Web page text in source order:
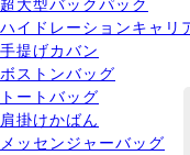
ハイドレーションキャリ
手提げカバン
ボストンバッグ
トートバッグ
肩掛けかばん
メッセンジャーバッグ